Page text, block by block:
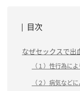
目次
なぜセックスで出
（１）性行為に
（２）病気など